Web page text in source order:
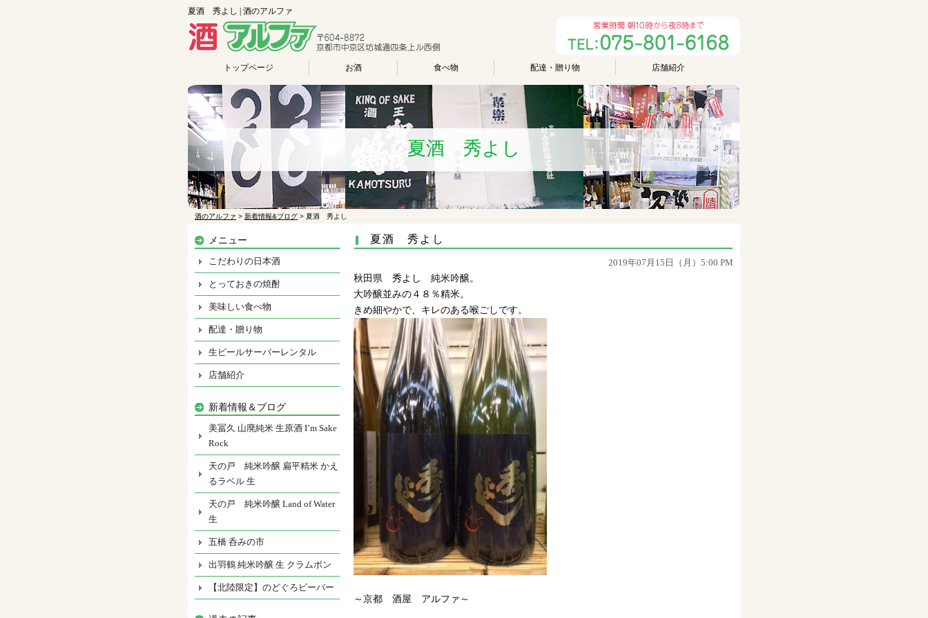
夏酒 秀よし | 酒のアルファ
トップページ お酒 食べ物 配達・贈り物 店舗紹介
夏酒 秀よし
酒のアルファ > 新着情報&ブログ > 夏酒 秀よし
夏酒 秀よし
2019年07月15日（月）5:00 PM
秋田県 秀よし 純米吟醸。
大吟醸並みの４８％精米。
きめ細やかで、キレのある喉ごしです。
～京都 酒屋 アルファ～
メニュー
こだわりの日本酒
とっておきの焼酎
美味しい食べ物
配達・贈り物
生ビールサーバーレンタル
店舗紹介
新着情報＆ブログ
美冨久 山廃純米 生原酒 I’m Sake
Rock
天の戸 純米吟醸 扁平精米 かえ
るラベル 生
天の戸 純米吟醸 Land of Water
生
五橋 呑みの市
出羽鶴 純米吟醸 生 クラムボン
【北陸限定】のどぐろビーバー